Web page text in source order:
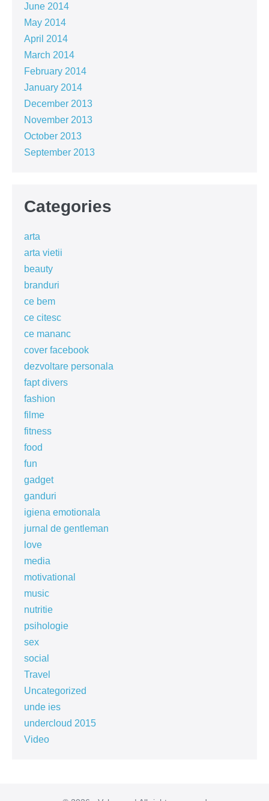
June 2014
May 2014
April 2014
March 2014
February 2014
January 2014
December 2013
November 2013
October 2013
September 2013
Categories
arta
arta vietii
beauty
branduri
ce bem
ce citesc
ce mananc
cover facebook
dezvoltare personala
fapt divers
fashion
filme
fitness
food
fun
gadget
ganduri
igiena emotionala
jurnal de gentleman
love
media
motivational
music
nutritie
psihologie
sex
social
Travel
Uncategorized
unde ies
undercloud 2015
Video